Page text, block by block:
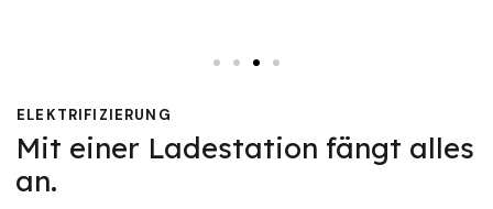
ELEKTRIFIZIERUNG
Mit einer Ladestation fängt alles
an.